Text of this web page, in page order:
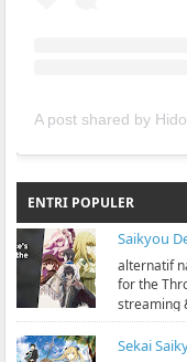
ENTRI POPULER
alternatif
for the
streaming